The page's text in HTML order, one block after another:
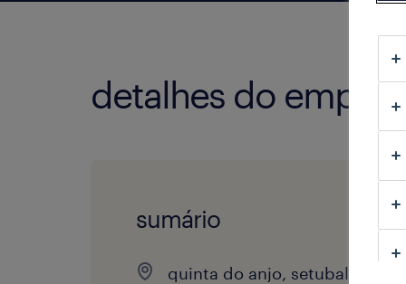
detalhes do
sumário
quinta do anjo, setubal